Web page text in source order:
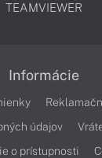
TEAMVIEWER
Informácie
údajov
o prístupnosti